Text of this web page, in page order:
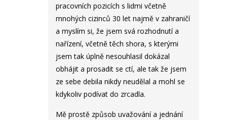
pracovních pozicích s lidmi včetně
mnohých cizinců 30 let najmě v zahraničí
a myslím si, že jsem svá rozhodnutí a
nařízení, včetně těch shora, s kterými
jsem tak úplně nesouhlasil dokázal
obhájit a prosadit se ctí, ale tak že jsem
ze sebe debila nikdy neudělal a mohl se
kdykoliv podívat do zrcadla.
Mě prostě způsob uvažování a jednání